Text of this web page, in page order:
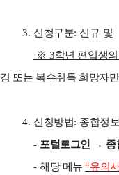
3. 신청구분: 신규 및
※ 3학년 편입생
경 또는 복수취득 희망자
4. 신청방법: 종합정
- 포털로그인 → 종
- 해당 메뉴“유의